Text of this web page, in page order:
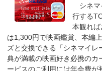
シネマ
行する
本観れ
は1,300円で映画鑑賞、本編
ズと交換できる「シネマイ
典が満載の映画好き必携の
ービスのご利用には年会費